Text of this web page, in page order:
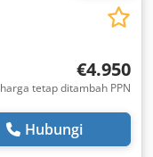
€4.950
harga tetap ditambah PPN
Hubungi